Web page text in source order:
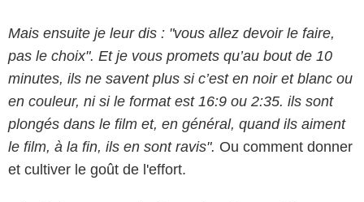
Mais ensuite je leur dis : "vous allez devoir le faire,
pas le choix". Et je vous promets qu’au bout de 10
minutes, ils ne savent plus si c’est en noir et blanc ou
en couleur, ni si le format est 16:9 ou 2:35. ils sont
plongés dans le film et, en général, quand ils aiment
le film, à la fin, ils en sont ravis". Ou comment donner
et cultiver le goût de l'effort.